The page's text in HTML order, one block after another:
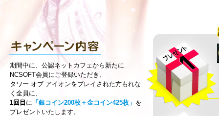
期間中に、公認ネットカフェから新たに
NCSOFT会員にご登録いただき、
タワー オブ アイオンをプレイされた方もれな
く全員に、
1回目 に 「銀コイン200枚＋金コイン425枚」 を
プレゼントいたします。